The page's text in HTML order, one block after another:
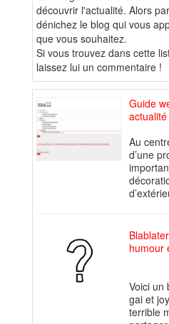
découvrir l'actualité. Alors
dénichez le blog qui vous
que vous souhaitez.
Si vous trouvez dans cette
laissez lui un commentaire !
Guide
actualité
Au
d’une
humour
Voici un
gai et
terrible